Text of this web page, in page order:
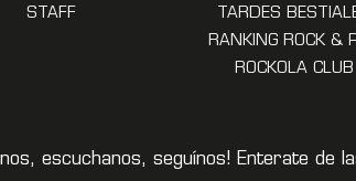
STAFF
TARDES
RANKING ROCK &
ROCKOLA CLUB
escuchanos, seguínos! Enterate de